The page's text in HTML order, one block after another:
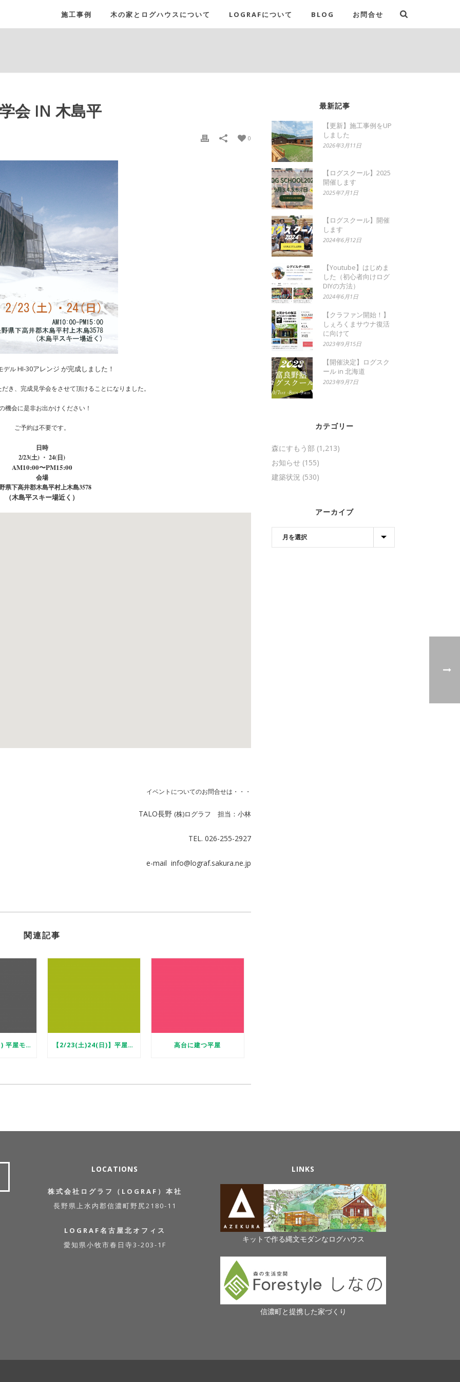
施工事例 木の家とログハウスについて LOGRAFについて BLOG お問合せ
会 IN 木島平
0
デルHI-30アレンジ が完成しました！
き、完成見学会をさせて頂けることになりました。
機会に是非お出かけください！
ご予約は不要です。
日時
2/23(土) ・ 24(日)
AM10:00〜PM15:00
会場
県下高井郡木島平村上木島3578
（木島平スキー場近く）
イベントについてのお問合せは・・・
TALO長野 (株)ログラフ 担当：小林
TEL. 026-255-2927
e-mail info@lograf.sakura.ne.jp
関連記事
2/23(土)&24(日) 平屋モデル完成見学会！ 【2/23(土)24(日)】平屋モデル完成見学会 高台に建つ平屋
最新記事
【更新】施工事例をUP
しました
2026年3月11日
【ログスクール】2025
開催します
2025年7月1日
【ログスクール】開催
します
2024年6月12日
【Youtube】はじめま
した（初心者向けログ
DIYの方法）
2024年6月1日
【クラファン開始！】
しぇろくまサウナ復活
に向けて
2023年9月15日
【開催決定】ログスク
ール in 北海道
2023年9月7日
カテゴリー
森にすもう部 (1,213)
お知らせ (155)
建築状況 (530)
アーカイブ
LOCATIONS
株式会社ログラフ（LOGRAF）本社
長野県上水内郡信濃町野尻2180-11
LOGRAF名古屋北オフィス
愛知県小牧市春日寺3-203-1F
LINKS
キットで作る縄文モダンなログハウス
信濃町と提携した家づくり